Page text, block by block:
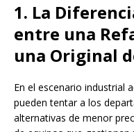
1. La
entre una
una Original
En el escenario industrial
pueden tentar a los
alternativas de menor